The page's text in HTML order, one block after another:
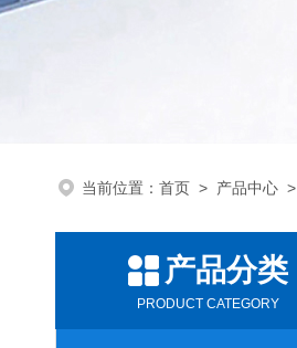
当前位置： 首页 > 产品中心 >
产品分类
PRODUCT CATEGORY